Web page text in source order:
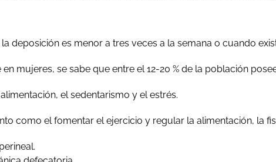
deposición es menor a tres veces a la semana o cuando
mujeres, se sabe que entre el 12-20 % de la población
el sedentarismo y el estrés.
como el fomentar el ejercicio y regular la alimentación, la